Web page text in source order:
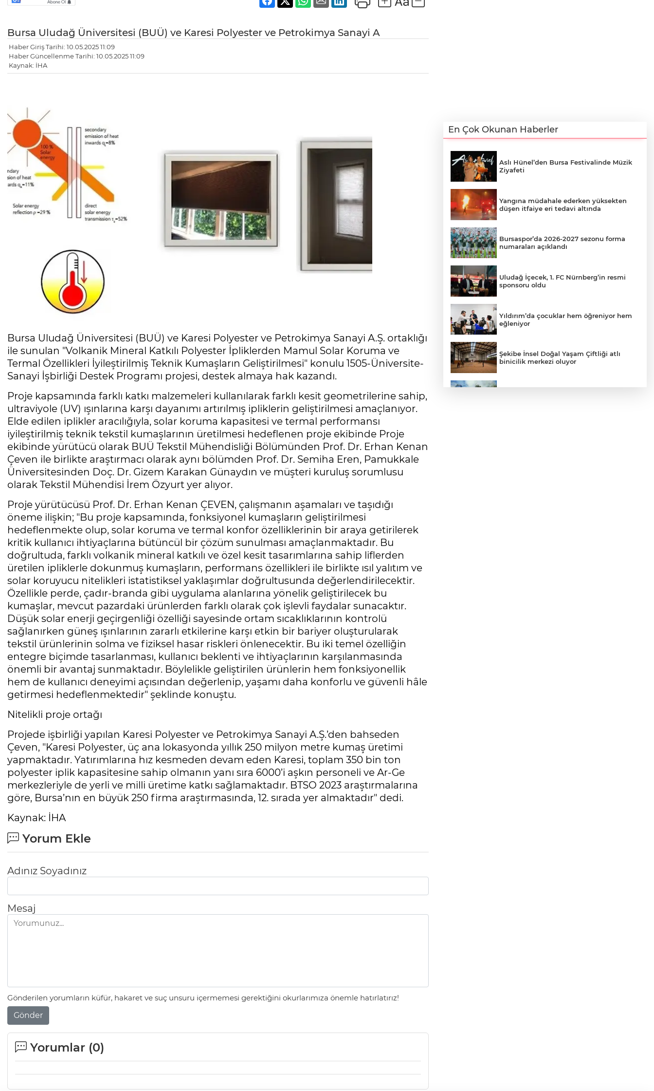
Bursa Uludağ Üniversitesi (BUÜ) ve Karesi Polyester ve Petrokimya Sanayi A
Haber Giriş Tarihi: 10.05.2025 11:09
Haber Güncellenme Tarihi: 10.05.2025 11:09
Kaynak: İHA
Bursa Uludağ Üniversitesi (BUÜ) ve Karesi Polyester ve Petrokimya Sanayi A.Ş. ortaklığı
ile sunulan "Volkanik Mineral Katkılı Polyester İpliklerden Mamul Solar Koruma ve
Termal Özellikleri İyileştirilmiş Teknik Kumaşların Geliştirilmesi" konulu 1505-Üniversite-
Sanayi İşbirliği Destek Programı projesi, destek almaya hak kazandı.
Proje kapsamında farklı katkı malzemeleri kullanılarak farklı kesit geometrilerine sahip,
ultraviyole (UV) ışınlarına karşı dayanımı artırılmış ipliklerin geliştirilmesi amaçlanıyor.
Elde edilen iplikler aracılığıyla, solar koruma kapasitesi ve termal performansı
iyileştirilmiş teknik tekstil kumaşlarının üretilmesi hedeflenen proje ekibinde Proje
ekibinde yürütücü olarak BUÜ Tekstil Mühendisliği Bölümünden Prof. Dr. Erhan Kenan
Çeven ile birlikte araştırmacı olarak aynı bölümden Prof. Dr. Semiha Eren, Pamukkale
Üniversitesinden Doç. Dr. Gizem Karakan Günaydın ve müşteri kuruluş sorumlusu
olarak Tekstil Mühendisi İrem Özyurt yer alıyor.
Proje yürütücüsü Prof. Dr. Erhan Kenan ÇEVEN, çalışmanın aşamaları ve taşıdığı
öneme ilişkin; "Bu proje kapsamında, fonksiyonel kumaşların geliştirilmesi
hedeflenmekte olup, solar koruma ve termal konfor özelliklerinin bir araya getirilerek
kritik kullanıcı ihtiyaçlarına bütüncül bir çözüm sunulması amaçlanmaktadır. Bu
doğrultuda, farklı volkanik mineral katkılı ve özel kesit tasarımlarına sahip liflerden
üretilen ipliklerle dokunmuş kumaşların, performans özellikleri ile birlikte ısıl yalıtım ve
solar koruyucu nitelikleri istatistiksel yaklaşımlar doğrultusunda değerlendirilecektir.
Özellikle perde, çadır-branda gibi uygulama alanlarına yönelik geliştirilecek bu
kumaşlar, mevcut pazardaki ürünlerden farklı olarak çok işlevli faydalar sunacaktır.
Düşük solar enerji geçirgenliği özelliği sayesinde ortam sıcaklıklarının kontrolü
sağlanırken güneş ışınlarının zararlı etkilerine karşı etkin bir bariyer oluşturularak
tekstil ürünlerinin solma ve fiziksel hasar riskleri önlenecektir. Bu iki temel özelliğin
entegre biçimde tasarlanması, kullanıcı beklenti ve ihtiyaçlarının karşılanmasında
önemli bir avantaj sunmaktadır. Böylelikle geliştirilen ürünlerin hem fonksiyonellik
hem de kullanıcı deneyimi açısından değerlenip, yaşamı daha konforlu ve güvenli hâle
getirmesi hedeflenmektedir" şeklinde konuştu.
Nitelikli proje ortağı
Projede işbirliği yapılan Karesi Polyester ve Petrokimya Sanayi A.Ş.’den bahseden
Çeven, "Karesi Polyester, üç ana lokasyonda yıllık 250 milyon metre kumaş üretimi
yapmaktadır. Yatırımlarına hız kesmeden devam eden Karesi, toplam 350 bin ton
polyester iplik kapasitesine sahip olmanın yanı sıra 6000’i aşkın personeli ve Ar-Ge
merkezleriyle de yerli ve milli üretime katkı sağlamaktadır. BTSO 2023 araştırmalarına
göre, Bursa’nın en büyük 250 firma araştırmasında, 12. sırada yer almaktadır" dedi.
Kaynak: İHA
Yorum Ekle
Adınız Soyadınız
Mesaj
Gönderilen yorumların küfür, hakaret ve suç unsuru içermemesi gerektiğini okurlarımıza önemle hatırlatırız!
Gönder
Yorumlar (0)
En Çok Okunan Haberler
Aslı Hünel’den Bursa Festivalinde Müzik
Ziyafeti
Yangına müdahale ederken yüksekten
düşen itfaiye eri tedavi altında
Bursaspor’da 2026-2027 sezonu forma
numaraları açıklandı
Uludağ İçecek, 1. FC Nürnberg’in resmi
sponsoru oldu
Yıldırım’da çocuklar hem öğreniyor hem
eğleniyor
Şekibe İnsel Doğal Yaşam Çiftliği atlı
binicilik merkezi oluyor